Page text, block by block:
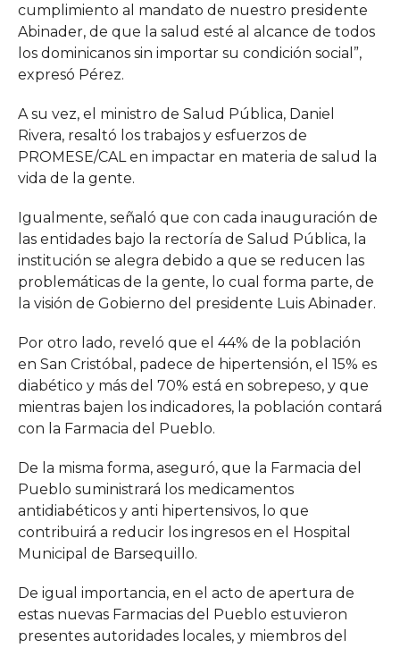
cumplimiento al mandato de nuestro presidente
Abinader, de que la salud esté al alcance de todos
los dominicanos sin importar su condición social”,
expresó Pérez.
A su vez, el ministro de Salud Pública, Daniel
Rivera, resaltó los trabajos y esfuerzos de
PROMESE/CAL en impactar en materia de salud la
vida de la gente.
Igualmente, señaló que con cada inauguración de
las entidades bajo la rectoría de Salud Pública, la
institución se alegra debido a que se reducen las
problemáticas de la gente, lo cual forma parte, de
la visión de Gobierno del presidente Luis Abinader.
Por otro lado, reveló que el 44% de la población
en San Cristóbal, padece de hipertensión, el 15% es
diabético y más del 70% está en sobrepeso, y que
mientras bajen los indicadores, la población contará
con la Farmacia del Pueblo.
De la misma forma, aseguró, que la Farmacia del
Pueblo suministrará los medicamentos
antidiabéticos y anti hipertensivos, lo que
contribuirá a reducir los ingresos en el Hospital
Municipal de Barsequillo.
De igual importancia, en el acto de apertura de
estas nuevas Farmacias del Pueblo estuvieron
presentes autoridades locales, y miembros del